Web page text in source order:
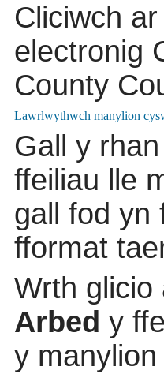
Cliciwch
electronig
County
Gall y
ffeiliau lle
gall fod yn
fformat
Wrth
Arbed y
y manylion